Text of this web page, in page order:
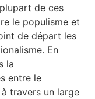
de ces
le populisme et
de départ les
En
la
entre le
travers un large